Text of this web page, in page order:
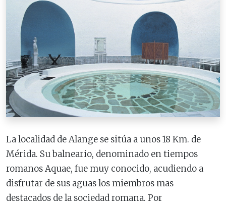
La localidad de Alange se sitúa a unos 18 Km. de
Mérida. Su balneario, denominado en tiempos
romanos Aquae, fue muy conocido, acudiendo a
disfrutar de sus aguas los miembros mas
destacados de la sociedad romana. Por